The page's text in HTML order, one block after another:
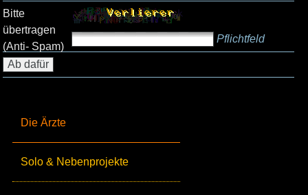
Die Ärzte
Solo & Nebenprojekte
Bitte
übertragen
(Anti- Spam)
Pflichtfeld